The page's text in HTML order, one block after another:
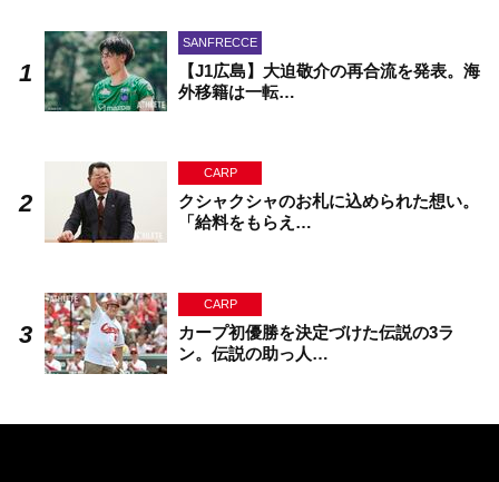
SANFRECCE
【J1広島】大迫敬介の再合流を発表。海
外移籍は一転…
CARP
クシャクシャのお札に込められた想い。
「給料をもらえ…
CARP
カープ初優勝を決定づけた伝説の3ラ
ン。伝説の助っ人…